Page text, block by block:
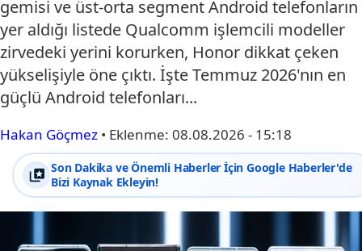
gemisi ve üst-orta segment Android telefonların
yer aldığı listede Qualcomm işlemcili modeller
zirvedeki yerini korurken, Honor dikkat çeken
yükselişiyle öne çıktı. İşte Temmuz 2026'nın en
güçlü Android telefonları...
Hakan Göçmez • Eklenme: 08.08.2026 - 15:18
Son Dakika ve Önemli Haberler İçin Google Haberler'de
Bizi Kaynak Ekleyin!